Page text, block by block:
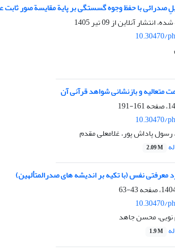
صدرائی با حفظ وجوه گسستگی بر پایة مقایسة صور
انتشار آنلاین از09 تیر 1405
10.30470/
و بازنشانی شواهد قرآنی آن
161-191
10.30470/
رسول پاداش پور، غلامعلی مقدم
2.09 M
معرفتی نفس (با تکیه بر اندیشه ‏های صدرالمتألهین)
43-63
10.30470/
محسن جاهد
1.9 M